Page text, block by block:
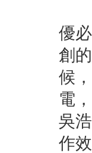
優
創
候
電
吳
作